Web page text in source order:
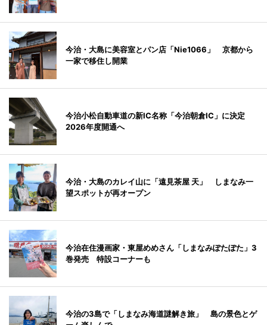
今治・大島に美容室とパン店「Nie1066」 京都から
一家で移住し開業
今治小松自動車道の新IC名称「今治朝倉IC」に決定
2026年度開通へ
今治・大島のカレイ山に「遠見茶屋 天」 しまなみ一
望スポットが再オープン
今治在住漫画家・東屋めめさん「しまなみぽたぽた」3
巻発売 特設コーナーも
今治の3島で「しまなみ海道謎解き旅」 島の景色とゲ